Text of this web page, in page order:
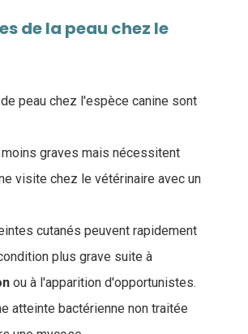
de la peau chez le
peau chez l'espèce canine sont
graves mais nécessitent
visite chez le vétérinaire avec un
cutanés peuvent rapidement
plus grave suite à
ou à l'apparition d'opportunistes.
atteinte bactérienne non traitée